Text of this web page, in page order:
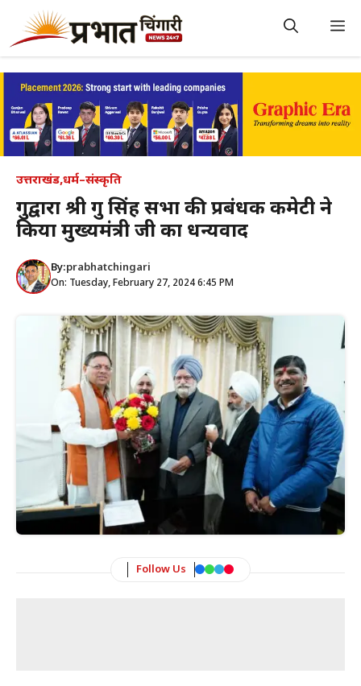
content
उत्तराखंड,धर्म–संस्कृति
गुरुद्वारा श्री गुरु सिंह सभा की प्रबंधक कमेटी ने
किया मुख्यमंत्री जी का धन्यवाद
By:prabhatchingari
On: Tuesday, February 27, 2024 6:45 PM
Follow Us